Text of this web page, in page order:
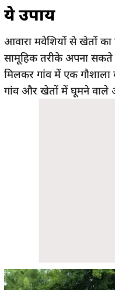
ये उपाय
आवारा मवेशियों से खेतों
सामूहिक तरीके अपना सकते
मिलकर गांव में एक गौशाला
गांव और खेतों में घूमने वाले